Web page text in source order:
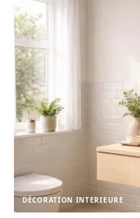
DÉCORATION INTERIEURE